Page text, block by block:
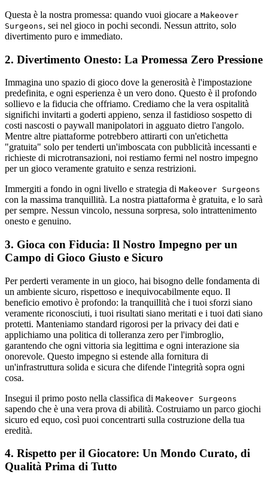
Questa è la nostra promessa: quando vuoi giocare a Makeover
Surgeons, sei nel gioco in pochi secondi. Nessun attrito, solo
divertimento puro e immediato.
2. Divertimento Onesto: La Promessa Zero Pressione
Immagina uno spazio di gioco dove la generosità è l'impostazione
predefinita, e ogni esperienza è un vero dono. Questo è il profondo
sollievo e la fiducia che offriamo. Crediamo che la vera ospitalità
significhi invitarti a goderti appieno, senza il fastidioso sospetto di
costi nascosti o paywall manipolatori in agguato dietro l'angolo.
Mentre altre piattaforme potrebbero attirarti con un'etichetta
"gratuita" solo per tenderti un'imboscata con pubblicità incessanti e
richieste di microtransazioni, noi restiamo fermi nel nostro impegno
per un gioco veramente gratuito e senza restrizioni.
Immergiti a fondo in ogni livello e strategia di Makeover Surgeons
con la massima tranquillità. La nostra piattaforma è gratuita, e lo sarà
per sempre. Nessun vincolo, nessuna sorpresa, solo intrattenimento
onesto e genuino.
3. Gioca con Fiducia: Il Nostro Impegno per un
Campo di Gioco Giusto e Sicuro
Per perderti veramente in un gioco, hai bisogno delle fondamenta di
un ambiente sicuro, rispettoso e inequivocabilmente equo. Il
beneficio emotivo è profondo: la tranquillità che i tuoi sforzi siano
veramente riconosciuti, i tuoi risultati siano meritati e i tuoi dati siano
protetti. Manteniamo standard rigorosi per la privacy dei dati e
applichiamo una politica di tolleranza zero per l'imbroglio,
garantendo che ogni vittoria sia legittima e ogni interazione sia
onorevole. Questo impegno si estende alla fornitura di
un'infrastruttura solida e sicura che difende l'integrità sopra ogni
cosa.
Insegui il primo posto nella classifica di Makeover Surgeons
sapendo che è una vera prova di abilità. Costruiamo un parco giochi
sicuro ed equo, così puoi concentrarti sulla costruzione della tua
eredità.
4. Rispetto per il Giocatore: Un Mondo Curato, di
Qualità Prima di Tutto